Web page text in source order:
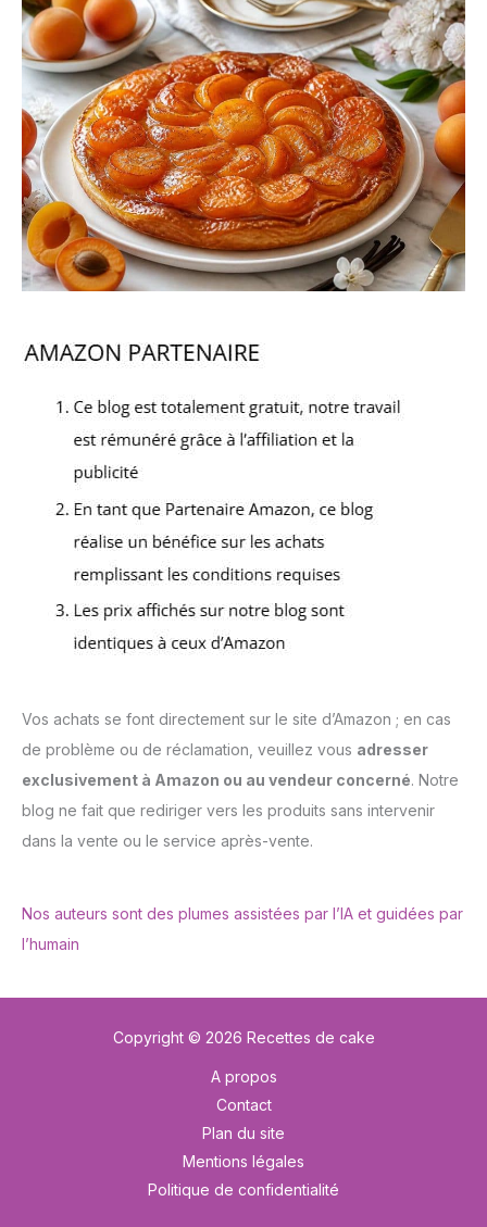
Vos achats se font directement sur le site d’Amazon ; en cas
de problème ou de réclamation, veuillez vous adresser
exclusivement à Amazon ou au vendeur concerné. Notre
blog ne fait que rediriger vers les produits sans intervenir
dans la vente ou le service après-vente.
Nos auteurs sont des plumes assistées par l’IA et guidées par
l’humain
Copyright © 2026 Recettes de cake
A propos
Contact
Plan du site
Mentions légales
Politique de confidentialité